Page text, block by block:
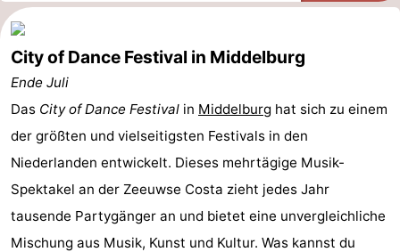
City of Dance Festival in Middelburg
Ende Juli
Das City of Dance Festival in Middelburg hat sich zu einem
der größten und vielseitigsten Festivals in den
Niederlanden entwickelt. Dieses mehrtägige Musik-
Spektakel an der Zeeuwse Costa zieht jedes Jahr
tausende Partygänger an und bietet eine unvergleichliche
Mischung aus Musik, Kunst und Kultur. Was kannst du